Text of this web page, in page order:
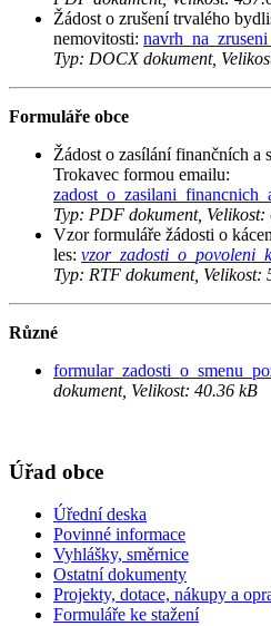
Žádost o zrušení trvalého
nemovitosti:
Typ: DOCX dokument,
Formuláře obce
Žádost o zasílání finančních a
Trokavec formou emailu:
Typ: PDF dokument, Velikost:
Vzor formuláře žádosti o
les:
Typ: RTF dokument, Velikost:
Různé
dokument, Velikost: 40.36 kB
Úřad obce
Úřední deska
Povinné informace
Vyhlášky, směrnice
Ostatní dokumenty
Projekty, dotace, nákupy a
Formuláře ke stažení